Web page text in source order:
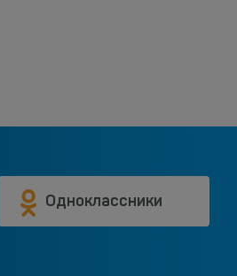
Одноклассники